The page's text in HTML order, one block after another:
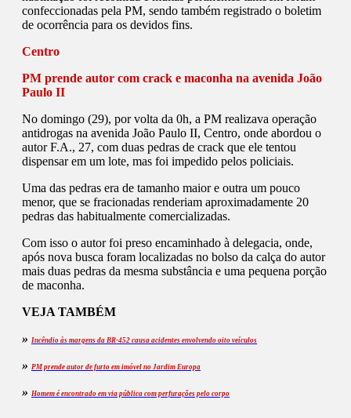
confeccionadas pela PM, sendo também registrado o boletim
de ocorrência para os devidos fins.
Centro
PM prende autor com crack e maconha na avenida João
Paulo II
No domingo (29), por volta da 0h, a PM realizava operação
antidrogas na avenida João Paulo II, Centro, onde abordou o
autor F.A., 27, com duas pedras de crack que ele tentou
dispensar em um lote, mas foi impedido pelos policiais.
Uma das pedras era de tamanho maior e outra um pouco
menor, que se fracionadas renderiam aproximadamente 20
pedras das habitualmente comercializadas.
Com isso o autor foi preso encaminhado à delegacia, onde,
após nova busca foram localizadas no bolso da calça do autor
mais duas pedras da mesma substância e uma pequena porção
de maconha.
VEJA TAMBÉM
» Incêndio às margens da BR-452 causa acidentes envolvendo oito veículos
» PM prende autor de furto em imóvel no Jardim Europa
» Homem é encontrado em via pública com perfurações pelo corpo